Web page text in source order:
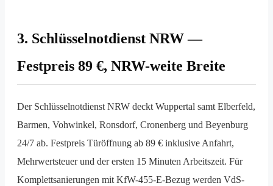
3. Schlüsselnotdienst NRW —
Festpreis 89 €, NRW-weite Breite
Der Schlüsselnotdienst NRW deckt Wuppertal samt Elberfeld,
Barmen, Vohwinkel, Ronsdorf, Cronenberg und Beyenburg
24/7 ab. Festpreis Tür­öffnung ab 89 € inklusive Anfahrt,
Mehrwertsteuer und der ersten 15 Minuten Arbeitszeit. Für
Komplett­sanierungen mit KfW-455-E-Bezug werden VdS-